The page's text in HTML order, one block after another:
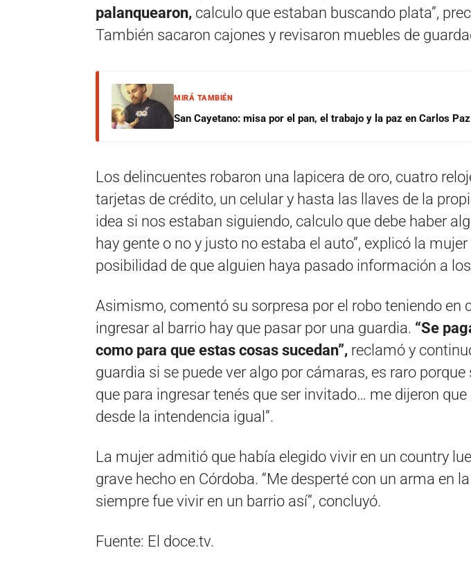
palanquearon, calculo que estaban buscando plata”,
También sacaron cajones y revisaron muebles de
MIRÁ TAMBIÉN
San Cayetano: misa por el pan, el trabajo y la paz en Carlos Paz
Los delincuentes robaron una lapicera de oro, cuatro
tarjetas de crédito, un celular y hasta las llaves de la
idea si nos estaban siguiendo, calculo que debe haber
hay gente o no y justo no estaba el auto”, explicó la
posibilidad de que alguien haya pasado información a
Asimismo, comentó su sorpresa por el robo teniendo en
ingresar al barrio hay que pasar por una guardia. “Se
como para que estas cosas sucedan”, reclamó y
guardia si se puede ver algo por cámaras, es raro porque
que para ingresar tenés que ser invitado… me dijeron
desde la intendencia igual”.
La mujer admitió que había elegido vivir en un country
grave hecho en Córdoba. “Me desperté con un arma en
siempre fue vivir en un barrio así”, concluyó.
Fuente: El doce.tv.